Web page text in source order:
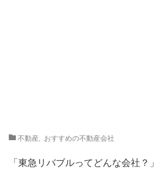
不動産, おすすめの不動産会社
「東急リバブルってどんな会社？